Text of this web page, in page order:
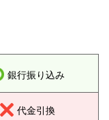
銀行振り込み
代金引換